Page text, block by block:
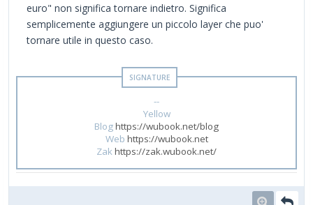
euro" non significa tornare indietro. Significa
semplicemente aggiungere un piccolo layer che puo'
tornare utile in questo caso.
--
Yellow
Bloghttps://wubook.net/blog
Web https://wubook.net
Zakhttps://zak.wubook.net/